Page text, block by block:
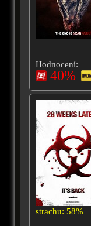
Hodnocení:
40%
strachu: 58%